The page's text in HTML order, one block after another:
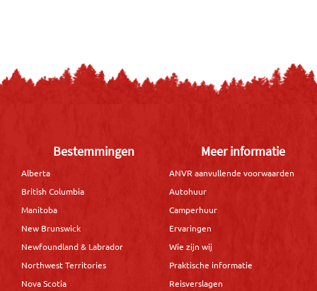
Bestemmingen
Alberta
British Columbia
Manitoba
New Brunswick
Newfoundland & Labrador
Northwest Territories
Nova Scotia
Meer informatie
ANVR aanvullende voorwaarden
Autohuur
Camperhuur
Ervaringen
Wie zijn wij
Praktische informatie
Reisverslagen